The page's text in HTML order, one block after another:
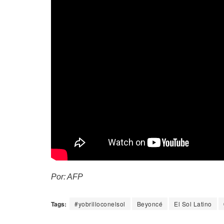
Por: AFP
Tags: #yobrilloconelsol Beyoncé El Sol Latino